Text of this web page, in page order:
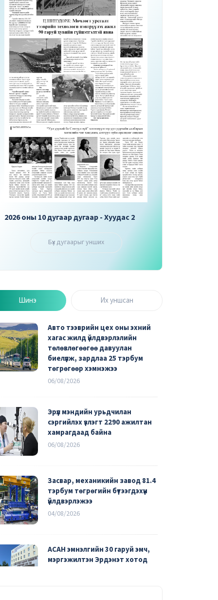
2026 оны 10 дугаар дугаар - Хуудас 3
Бүх дугаарыг унших
Шинэ Их уншсан
Авто тээврийн цех оны эхний
хагас жилд үйлдвэрлэлийн
төлөвлөгөөгөө давуулан
биелүүлж, зардлаа 25 тэрбум
төгрөгөөр хэмнэжээ
06/08/2026
Эрүүл мэндийн урьдчилан
сэргийлэх үзлэгт 2290 ажилтан
хамрагдаад байна
06/08/2026
Засвар, механикийн завод 81.4
тэрбум төгрөгийн бүтээгдэхүүн
үйлдвэрлэжээ
04/08/2026
АСАН эмнэлгийн 30 гаруй эмч,
мэргэжилтэн Эрдэнэт хотод